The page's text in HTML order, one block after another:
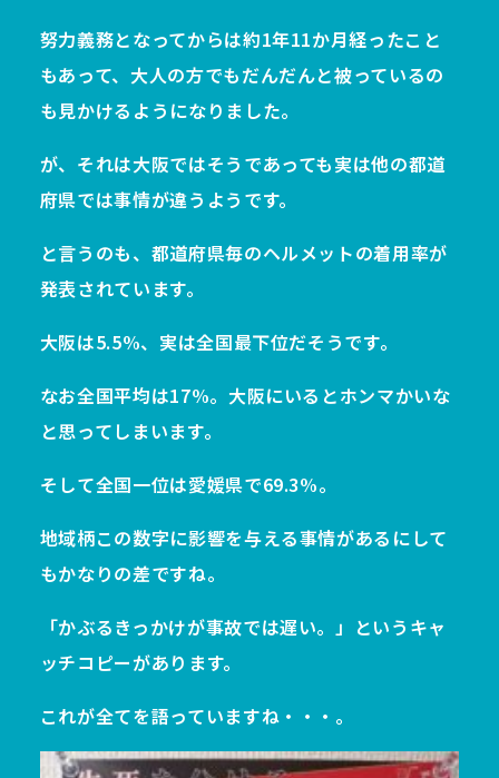
努力義務となってからは約1年11か月経ったこと
もあって、大人の方でもだんだんと被っているの
も見かけるようになりました。
が、それは大阪ではそうであっても実は他の都道
府県では事情が違うようです。
と言うのも、都道府県毎のヘルメットの着用率が
発表されています。
大阪は5.5%、実は全国最下位だそうです。
なお全国平均は17%。大阪にいるとホンマかいな
と思ってしまいます。
そして全国一位は愛媛県で69.3%。
地域柄この数字に影響を与える事情があるにして
もかなりの差ですね。
「かぶるきっかけが事故では遅い。」というキャ
ッチコピーがあります。
これが全てを語っていますね・・・。